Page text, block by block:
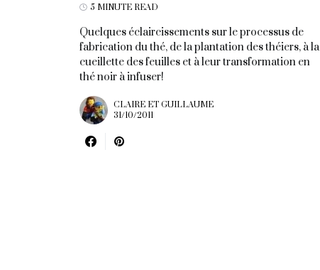
5 MINUTE READ
Quelques éclaircissements sur le processus de
fabrication du thé, de la plantation des théiers, à la
cueillette des feuilles et à leur transformation en
thé noir à infuser!
CLAIRE ET GUILLAUME
31/10/2011